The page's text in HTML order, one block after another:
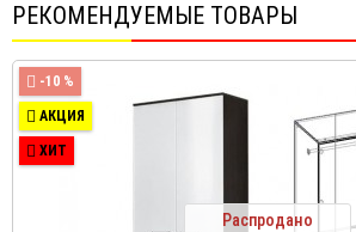
РЕКОМЕНДУЕМЫЕ ТОВАРЫ
-10 %
АКЦИЯ
ХИТ
Распродано